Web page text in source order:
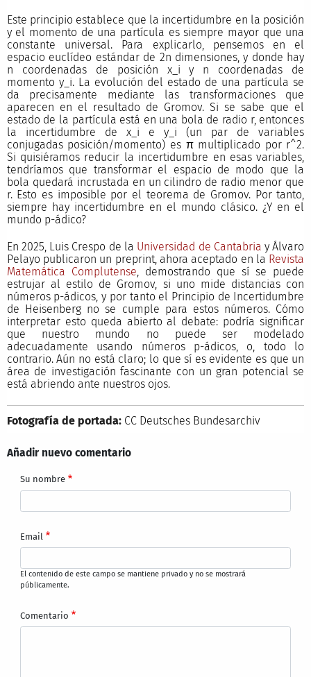
Este principio establece que la incertidumbre en la posición
y el momento de una partícula es siempre mayor que una
constante universal. Para explicarlo, pensemos en el
espacio euclídeo estándar de 2n dimensiones, y donde hay
n coordenadas de posición x_i y n coordenadas de
momento y_i. La evolución del estado de una partícula se
da precisamente mediante las transformaciones que
aparecen en el resultado de Gromov. Si se sabe que el
estado de la partícula está en una bola de radio r, entonces
la incertidumbre de x_i e y_i (un par de variables
conjugadas posición/momento) es π multiplicado por r^2.
Si quisiéramos reducir la incertidumbre en esas variables,
tendríamos que transformar el espacio de modo que la
bola quedará incrustada en un cilindro de radio menor que
r. Esto es imposible por el teorema de Gromov. Por tanto,
siempre hay incertidumbre en el mundo clásico. ¿Y en el
mundo p-ádico?
En 2025, Luis Crespo de la Universidad de Cantabria y Álvaro
Pelayo publicaron un preprint, ahora aceptado en la Revista
Matemática Complutense, demostrando que sí se puede
estrujar al estilo de Gromov, si uno mide distancias con
números p-ádicos, y por tanto el Principio de Incertidumbre
de Heisenberg no se cumple para estos números. Cómo
interpretar esto queda abierto al debate: podría significar
que nuestro mundo no puede ser modelado
adecuadamente usando números p-ádicos, o, todo lo
contrario. Aún no está claro; lo que sí es evidente es que un
área de investigación fascinante con un gran potencial se
está abriendo ante nuestros ojos.
Fotografía de portada: CC Deutsches Bundesarchiv
Añadir nuevo comentario
Su nombre
Email
El contenido de este campo se mantiene privado y no se mostrará
públicamente.
Comentario